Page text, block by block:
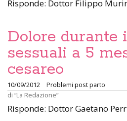
Risponde: Dottor Filippo
Dolore durante
sessuali a 5
cesareo
10/09/2012
Problemi post parto
di “La Redazione”
Risponde: Dottor Gaetano